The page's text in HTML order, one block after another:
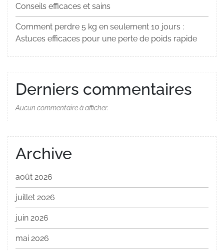
Conseils efficaces et sains
Comment perdre 5 kg en seulement 10 jours :
Astuces efficaces pour une perte de poids rapide
Derniers commentaires
Aucun commentaire à afficher.
Archive
août 2026
juillet 2026
juin 2026
mai 2026